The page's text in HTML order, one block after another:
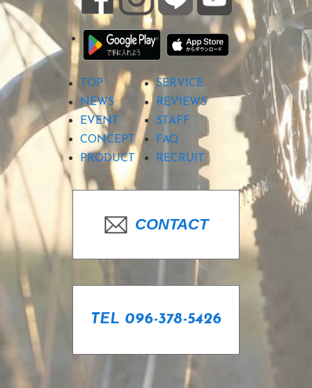
TOP
SERVICE
NEWS
REVIEWS
EVENT
STAFF
CONCEPT
FAQ
PRODUCT
RECRUIT
CONTACT
TEL 096-378-5426